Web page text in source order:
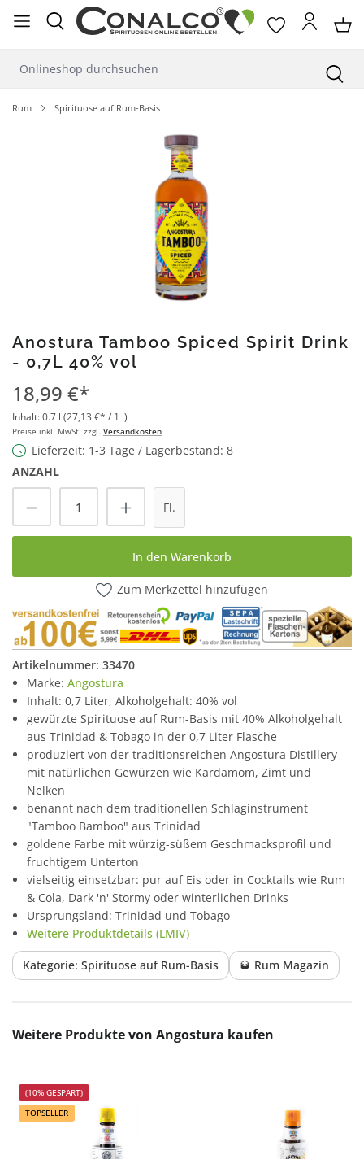
springen
Rum Spirituose auf Rum-Basis
Bildergalerie überspringen
Anostura Tamboo Spiced Spirit Drink
- 0,7L 40% vol
18,99 €*
Inhalt:0.7 l (27,13 €* / 1 l)
Preise inkl. MwSt. zzgl. Versandkosten
Lieferzeit: 1-3 Tage / Lagerbestand: 8
ANZAHL
Produkt Anzahl: Gib den gewünschten
Fl.
In den Warenkorb
Zum Merkzettel hinzufügen
Artikelnummer: 33470
Marke: Angostura
Inhalt: 0,7 Liter, Alkoholgehalt: 40% vol
gewürzte Spirituose auf Rum-Basis mit 40% Alkoholgehalt
aus Trinidad & Tobago in der 0,7 Liter Flasche
produziert von der traditionsreichen Angostura Distillery
mit natürlichen Gewürzen wie Kardamom, Zimt und
Nelken
benannt nach dem traditionellen Schlaginstrument
"Tamboo Bamboo" aus Trinidad
goldene Farbe mit würzig-süßem Geschmacksprofil und
fruchtigem Unterton
vielseitig einsetzbar: pur auf Eis oder in Cocktails wie Rum
& Cola, Dark 'n' Stormy oder winterlichen Drinks
Ursprungsland: Trinidad und Tobago
Weitere Produktdetails (LMIV)
Kategorie: Spirituose auf Rum-Basis 🥃 Rum Magazin
Produktgalerie überspringen
Weitere Produkte von Angostura kaufen
(10% GESPART)
TOPSELLER